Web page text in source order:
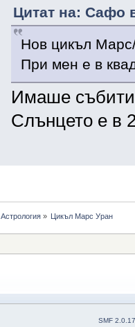
Цитат на: Сафо
Нов цикъл
При мен е в
Имаше
Слънцето е в
Астрология» Цикъл Марс Уран
SMF 2.0.17